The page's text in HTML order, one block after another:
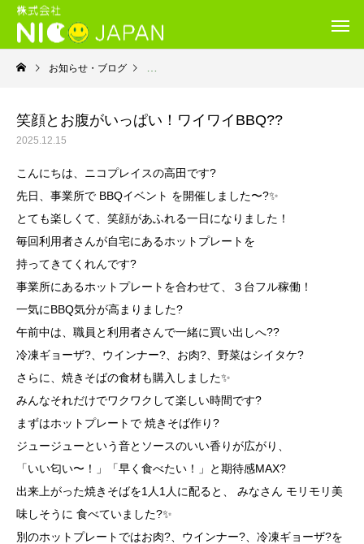
お知らせ・ブログ 就労継続支援Ｂ型・ニコプレイス
笑顔とお腹がいっぱい！ワイワイBBQ??
2025.12.15
こんにちは、 ニコプレイスの高田です?
先日、事業所で BBQイベント を開催しました〜?✨
とても楽しくて、笑顔があふれる一日になりました！
毎回利用者さんが自宅にあるホットプレートを
持ってきてくれんです?
事業所にあるホットプレートを合わせて、
３台フル稼働！
一気にBBQ気分が高まりました?
午前中は、職員と利用者さんで一緒に買い出しへ??
冷凍ギョーザ?、ウインナー?、お肉?、野菜はシイタケ?
さらに、焼きそばの食材も購入しました✨
みんなそれだけでワクワクして楽しい時間です?
まずはホットプレートで 焼きそば作り?
ジュージューという音とソースのいい香りが広がり、
「いい匂い〜！」「早く食べたい！」と期待感MAX?
出来上がった焼きそばを1人1人に配ると、 みなさん モリモリ美
味しそうに 食べていました?️✨
別のホットプレートではお肉?、ウインナー?、冷凍ギョーザ?を